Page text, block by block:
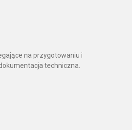
na przygotowaniu i
techniczna.